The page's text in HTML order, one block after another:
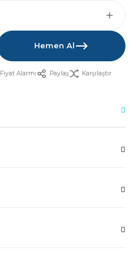
Hemen Al
Fiyat Alarmı Paylaş Karşılaştır